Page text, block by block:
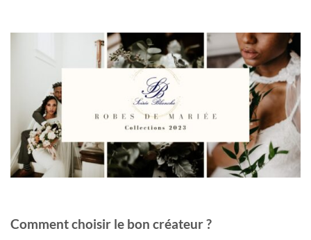
Comment choisir le bon créateur ?